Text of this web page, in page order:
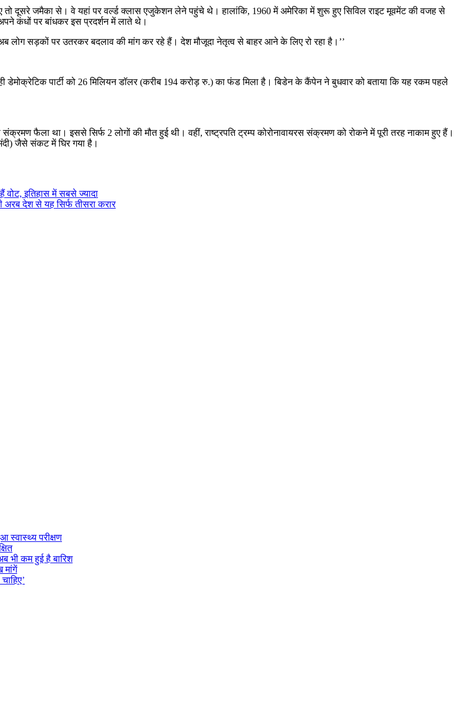
दूसरे जमैका से। वे यहां पर वर्ल्ड क्लास एजुकेशन लेने पहुंचे थे। हालांकि, 1960 में अमेरिका में शुरू हुए सिविल राइट मूवमेंट की वजह से
कंधों पर बांधकर इस प्रदर्शन में लाते थे।
सड़कों पर उतरकर बदलाव की मांग कर रहे हैं। देश मौजूदा नेतृत्व से बाहर आने के लिए रो रहा है।’’
डेमोक्रेटिक पार्टी को 26 मिलियन डॉलर (करीब 194 करोड़ रु.) का फंड मिला है। बिडेन के कैंपेन ने बुधवार को बताया कि यह रकम पहले
फैला था। इससे सिर्फ 2 लोगों की मौत हुई थी। वहीं, राष्ट्रपति ट्रम्प कोरोनावायरस संक्रमण को रोकने में पूरी तरह नाकाम हुए हैं।
जैसे संकट में घिर गया है।
इतिहास में सबसे ज्यादा
देश से यह सिर्फ तीसरा करार
स्वास्थ्य परीक्षण
भी कम हुई है बारिश
मांगें